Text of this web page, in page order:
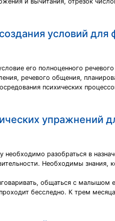
условий
его полноценного
речевого общения,
психических
упражнений
разобраться в
Необходимы знания,
общаться с малышом
бесследно. К трем